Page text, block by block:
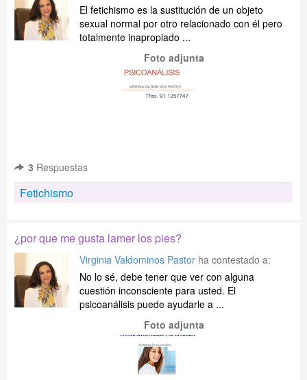
El fetichismo es la sustitución de un objeto
sexual normal por otro relacionado con él pero
totalmente inapropiado ...
Foto adjunta
3 Respuestas
Fetichismo
¿por que me gusta lamer los pies?
Virginia Valdominos Pastor ha contestado a:
No lo sé, debe tener que ver con alguna
cuestión inconsciente para usted. El
psicoanálisis puede ayudarle a ...
Foto adjunta